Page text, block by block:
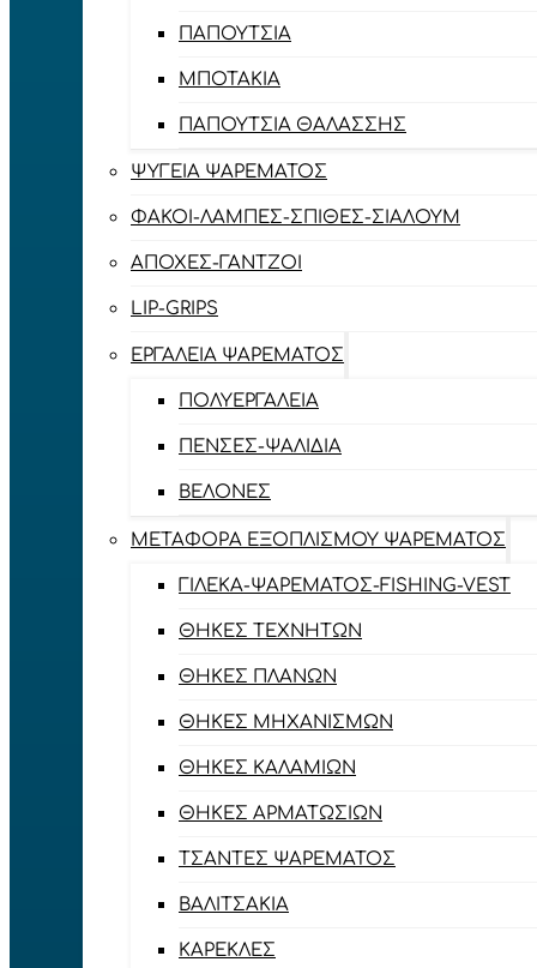
ΠΑΠΟΎΤΣΙΑ
ΜΠΟΤΆΚΙΑ
ΠΑΠΟΎΤΣΙΑ ΘΑΛΆΣΣΗΣ
ΨΥΓΕΊΑ ΨΑΡΈΜΑΤΟΣ
ΦΑΚΟΊ-ΛΆΜΠΕΣ-ΣΠΊΘΕΣ-ΣΊΑΛΟΥΜ
ΑΠΌΧΕΣ-ΓΆΝΤΖΟΙ
LIP-GRIPS
EΡΓΑΛΕΊΑ ΨΑΡΈΜΑΤΟΣ
ΠΟΛΥΕΡΓΑΛΕΊΑ
ΠΈΝΣΕΣ-ΨΑΛΊΔΙΑ
ΒΕΛΌΝΕΣ
ΜΕΤΑΦΟΡΆ ΕΞΟΠΛΙΣΜΟΎ ΨΑΡΈΜΑΤΟΣ
ΓΙΛΈΚΑ-ΨΑΡΈΜΑΤΟΣ-FISHING-VEST
ΘΉΚΕΣ ΤΕΧΝΗΤΏΝ
ΘΉΚΕΣ ΠΛΆΝΩΝ
ΘΉΚΕΣ ΜΗΧΑΝΙΣΜΏΝ
ΘΉΚΕΣ ΚΑΛΑΜΙΏΝ
ΘΉΚΕΣ ΑΡΜΑΤΩΣΙΏΝ
ΤΣΆΝΤΕΣ ΨΑΡΈΜΑΤΟΣ
ΒΑΛΙΤΣΆΚΙΑ
ΚΑΡΈΚΛΕΣ